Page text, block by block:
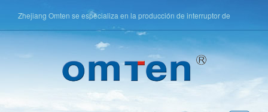
Zhejiang Omten se especializa en la producción de interruptor de
botón, interruptor táctil, interruptor de llave, etc.
English